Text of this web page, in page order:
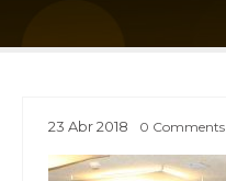
23 Abr2018 0 Comments